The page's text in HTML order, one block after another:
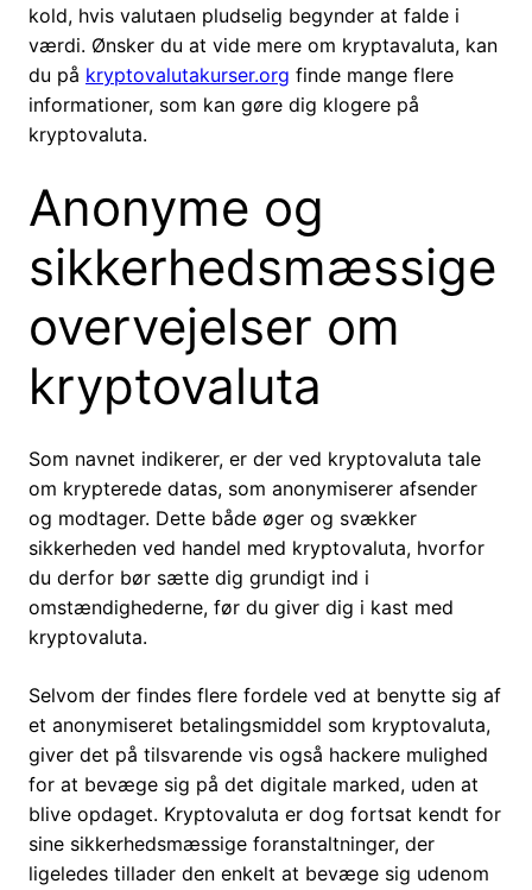
kold, hvis valutaen pludselig begynder at falde i
værdi. Ønsker du at vide mere om kryptavaluta, kan
du på kryptovalutakurser.org finde mange flere
informationer, som kan gøre dig klogere på
kryptovaluta.
Anonyme og
sikkerhedsmæssige
overvejelser om
kryptovaluta
Som navnet indikerer, er der ved kryptovaluta tale
om krypterede datas, som anonymiserer afsender
og modtager. Dette både øger og svækker
sikkerheden ved handel med kryptovaluta, hvorfor
du derfor bør sætte dig grundigt ind i
omstændighederne, før du giver dig i kast med
kryptovaluta.
Selvom der findes flere fordele ved at benytte sig af
et anonymiseret betalingsmiddel som kryptovaluta,
giver det på tilsvarende vis også hackere mulighed
for at bevæge sig på det digitale marked, uden at
blive opdaget. Kryptovaluta er dog fortsat kendt for
sine sikkerhedsmæssige foranstaltninger, der
ligeledes tillader den enkelt at bevæge sig udenom